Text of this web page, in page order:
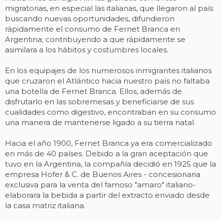
migratorias, en especial las italianas, que llegaron al país
buscando nuevas oportunidades, difundieron
rápidamente el consumo de Fernet Branca en
Argentina; contribuyendo a que rápidamente se
asimilara a los hábitos y costumbres locales.
En los equipajes de los numerosos inmigrantes italianos
que cruzaron el Atlántico hacia nuestro país no faltaba
una botella de Fernet Branca. Ellos, además de
disfrutarlo en las sobremesas y beneficiarse de sus
cualidades como digestivo, encontraban en su consumo
una manera de mantenerse ligado a su tierra natal.
Hacia el año 1900, Fernet Branca ya era comercializado
en más de 40 países. Debido a la gran aceptación que
tuvo en la Argentina, la compañía decidió en 1925 que la
empresa Hofer & C. de Buenos Aires - concesionaria
exclusiva para la venta del famoso "amaro" italiano-
elaborara la bebida a partir del extracto enviado desde
la casa matriz italiana.